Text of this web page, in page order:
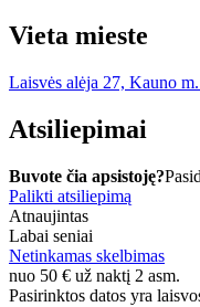
Vieta mieste
Laisvės alėja 27, Kauno
Atsiliepimai
Buvote čia apsistoję?
Palikti atsiliepimą
Atnaujintas
Labai seniai
Netinkamas skelbimas
nuo 50 € už naktį 2 asm.
Pasirinktos datos yra